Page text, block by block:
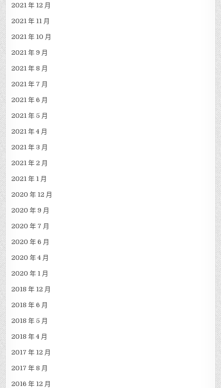
2021 年 12 月
2021 年 11 月
2021 年 10 月
2021 年 9 月
2021 年 8 月
2021 年 7 月
2021 年 6 月
2021 年 5 月
2021 年 4 月
2021 年 3 月
2021 年 2 月
2021 年 1 月
2020 年 12 月
2020 年 9 月
2020 年 7 月
2020 年 6 月
2020 年 4 月
2020 年 1 月
2018 年 12 月
2018 年 6 月
2018 年 5 月
2018 年 4 月
2017 年 12 月
2017 年 8 月
2016 年 12 月